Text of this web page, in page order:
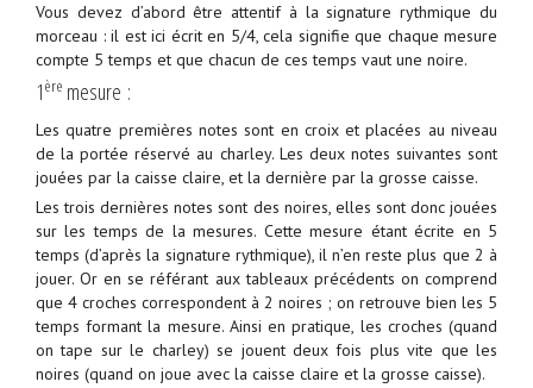
Vous devez d’abord être attentif à la signature rythmique du
morceau : il est ici écrit en 5/4, cela signifie que chaque mesure
compte 5 temps et que chacun de ces temps vaut une noire.
1ère mesure :
Les quatre premières notes sont en croix et placées au niveau
de la portée réservé au charley. Les deux notes suivantes sont
jouées par la caisse claire, et la dernière par la grosse caisse.
Les trois dernières notes sont des noires, elles sont donc jouées
sur les temps de la mesures. Cette mesure étant écrite en 5
temps (d’après la signature rythmique), il n’en reste plus que 2 à
jouer. Or en se référant aux tableaux précédents on comprend
que 4 croches correspondent à 2 noires ; on retrouve bien les 5
temps formant la mesure. Ainsi en pratique, les croches (quand
on tape sur le charley) se jouent deux fois plus vite que les
noires (quand on joue avec la caisse claire et la grosse caisse).